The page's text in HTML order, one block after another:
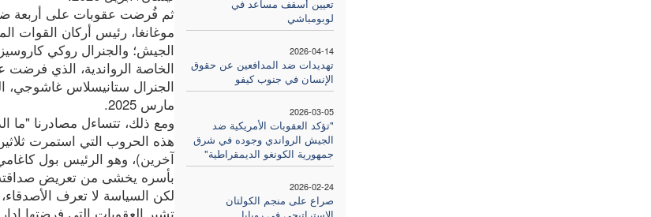
تعيين أسقف مساعد في
لوبومباشي
2026-04-14
تهديدات ضد المدافعين عن حقوق
الإنسان في جنوب كيفو
2026-03-05
"تؤكد العقوبات الأمريكية ضد
الجيش الرواندي وجوده في شرق
جمهورية الكونغو الديمقراطية"
2026-02-24
صراع على منجم الكولتان
ثم فُرضت عقوبات على أربعة
موغانغا، رئيس أركان القوات
الجيش؛ والجنرال روكي
مارس 2025.
ومع ذلك، تتساءل مصادرنا
هذه الحروب التي استمرت
آخرين)، وهو الرئيس بول
بأسره يخشى من تعريض
لكن السياسة لا تعرف
تشير العقوبات التي فرضتها